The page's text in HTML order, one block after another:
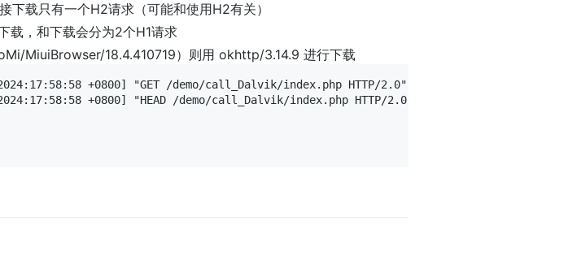
下载只有一个H2请求（可能和使用H2有关）
载，和下载会分为2个H1请求
MiuiBrowser/18.4.410719）则用 okhttp/3.14.9 进行下载
+0800] "GET /demo/call_Dalvik/index.php HTTP/2.0" 200 1 "-" "Mozilla/5.0
+0800] "HEAD /demo/call_Dalvik/index.php HTTP/2.0" 200 0 "-" "okhttp/